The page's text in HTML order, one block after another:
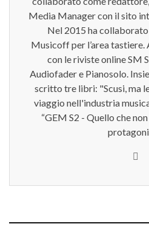
Media Manager con il sito
Nel 2015 ha
Musicoff per l’area
con le riviste online SM
Audiofader e Pianosolo.
scritto tre libri: "Scusi, ma
viaggio nell'industria
“GEM S2 - Quello che